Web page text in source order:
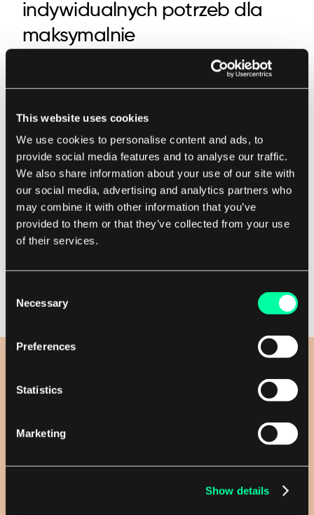
This website uses cookies
We use cookies to personalise content and ads, to
provide social media features and to analyse our traffic.
We also share information about your use of our site with
our social media, advertising and analytics partners who
may combine it with other information that you’ve
provided to them or that they’ve collected from your use
of their services.
Selection
Necessary
Preferences
Statistics
Marketing
Show details
indywidualnych potrzeb dla
maksymalnie
doświadczenia
Aby wspierać rosnącą liczbę i różnorodność
historii femtasy, opracowaliśmy
niestandardowe menu filtracji. Dzięki temu
użytkownicy mogą łatwo poruszać się po
różnych gatunkach, kategoriach, wybierać
konkretny głos bez żadnej utraty w
doświadczeniu użytkownika aplikacji.